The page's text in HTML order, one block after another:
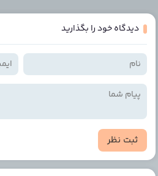
دیدگاه خود را بگذارید
ثبت نظر